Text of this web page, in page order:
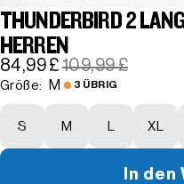
THUNDERBIRD 2
HERREN
84,99 £ 109,99 £
Größe: M 3 ÜBRIG
S M L XL
In den